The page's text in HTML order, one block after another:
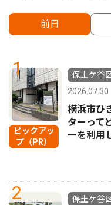
前日
1
ピックアッ
プ（PR）
保土ケ谷
2026.07.30
横浜市ひ
ターって
ーを利用
2
保土ケ谷